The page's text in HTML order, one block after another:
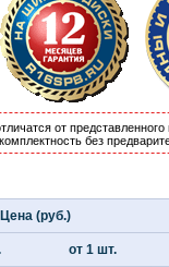
от
без
Цена (руб.)
от 1 шт.